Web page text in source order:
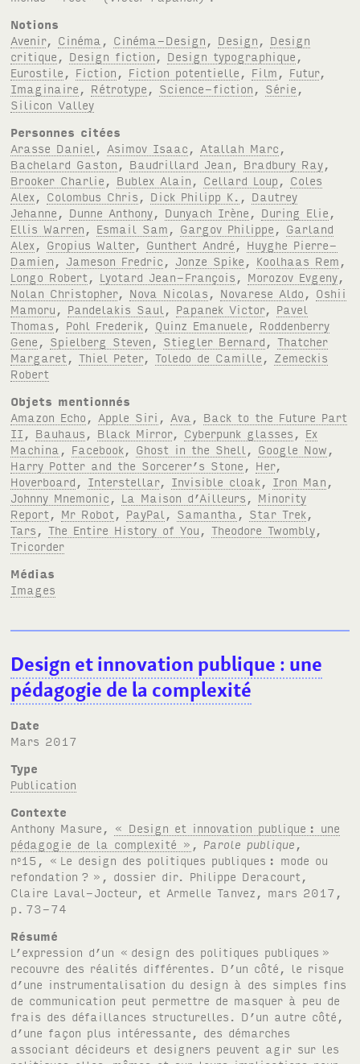
Notions
Avenir, Cinéma , Cinéma-Design , Design , Design
critique , Design fiction , Design typographique ,
Eurostile , Fiction , Fiction potentielle , Film , Futur,
Imaginaire , Rétrotype , Science-fiction , Série ,
Silicon Valley
Personnes citées
Arasse Daniel , Asimov Isaac , Atallah Marc ,
Bachelard Gaston , Baudrillard Jean , Bradbury Ray,
Brooker Charlie , Bublex Alain , Cellard Loup , Coles
Alex, Colombus Chris , Dick Philipp K. , Dautrey
Jehanne , Dunne Anthony, Dunyach Irène , During Elie ,
Ellis Warren , Esmail Sam , Gargov Philippe , Garland
Alex, Gropius Walter, Gunthert André , Huyghe Pierre-
Damien , Jameson Fredric , Jonze Spike , Koolhaas Rem ,
Longo Robert , Lyotard Jean-François , Morozov Evgeny,
Nolan Christopher, Nova Nicolas , Novarese Aldo , Oshii
Mamoru , Pandelakis Saul , Papanek Victor, Pavel
Thomas , Pohl Frederik, Quinz Emanuele , Roddenberry
Gene , Spielberg Steven , Stiegler Bernard ,Thatcher
Margaret ,Thiel Peter,Toledo de Camille , Zemeckis
Robert
Objets mentionnés
Amazon Echo , Apple Siri , Ava , Back to the Future Part
II , Bauhaus , Black Mirror, Cyberpunk glasses , Ex
Machina , Facebook, Ghost in the Shell , Google Now ,
Harry Potter and the Sorcerer’s Stone , Her,
Hoverboard , Interstellar, Invisible cloak, Iron Man ,
Johnny Mnemonic , La Maison d’Ailleurs , Minority
Report , Mr Robot , PayPal , Samantha , Star Trek,
Tars ,The Entire History of You ,Theodore Twombly,
Tricorder
Médias
Images
Design et innovation publique : une
pédagogie de la complexité
Date
mars 2017
Type
Publication
Contexte
Anthony Masure, « Design et innovation publique : une
pédagogie de la complexité » , Parole publique ,
no15, « Le design des politiques publiques : mode ou
refondation ? », dossier dir. Philippe Deracourt,
Claire Laval-Jocteur, et Armelle Tanvez, mars 2017,
p. 73-74
Résumé
L’expression d’un « design des politiques publiques »
recouvre des réalités différentes. D’un côté, le risque
d’une instrumentalisation du design à des simples fins
de communication peut permettre de masquer à peu de
frais des défaillances structurelles. D’un autre côté,
d’une façon plus intéressante, des démarches
associant décideurs et designers peuvent agir sur les